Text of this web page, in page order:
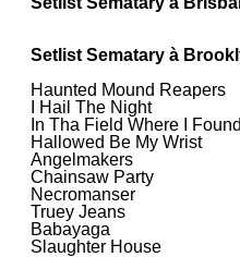
Setlist Sematary à
Haunted Mound Reapers
I Hail The Night
In Tha Field Where I
Hallowed Be My Wrist
Angelmakers
Chainsaw Party
Necromanser
Truey Jeans
Babayaga
Slaughter House